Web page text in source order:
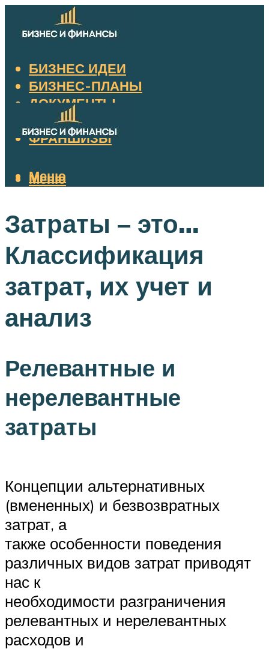
БИЗНЕС ИДЕИ
БИЗНЕС-ПЛАНЫ
ДОКУМЕНТЫ
НАЛОГИ
ФРАНШИЗЫ
Меню
Меню
Затраты – это…
Классификация
затрат, их учет и
анализ
Релевантные и
нерелевантные
затраты
Концепции альтернативных
(вмененных) и безвозвратных
затрат, а
также особенности поведения
различных видов затрат приводят
нас к
необходимости разграничения
релевантных и нерелевантных
расходов и